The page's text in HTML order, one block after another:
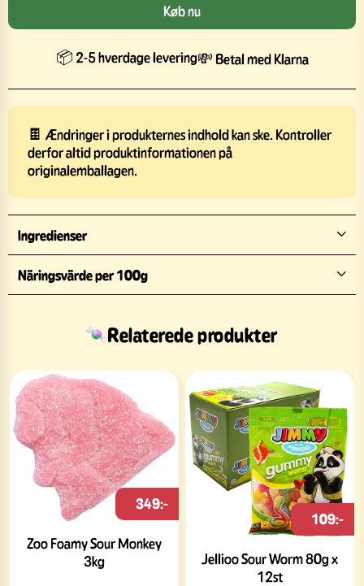
Køb nu
📦 2-5 hverdage levering💸 Betal med Klarna
🍫 Ændringer i produkternes indhold kan ske. Kontroller
derfor altid produktinformationen på
originalemballagen.
Ingredienser
Näringsvärde per 100g
Relaterede produkter
Zoo Foamy Sour Monkey
3kg
349:-
Jellioo Sour Worm 80g x
12st
109:-